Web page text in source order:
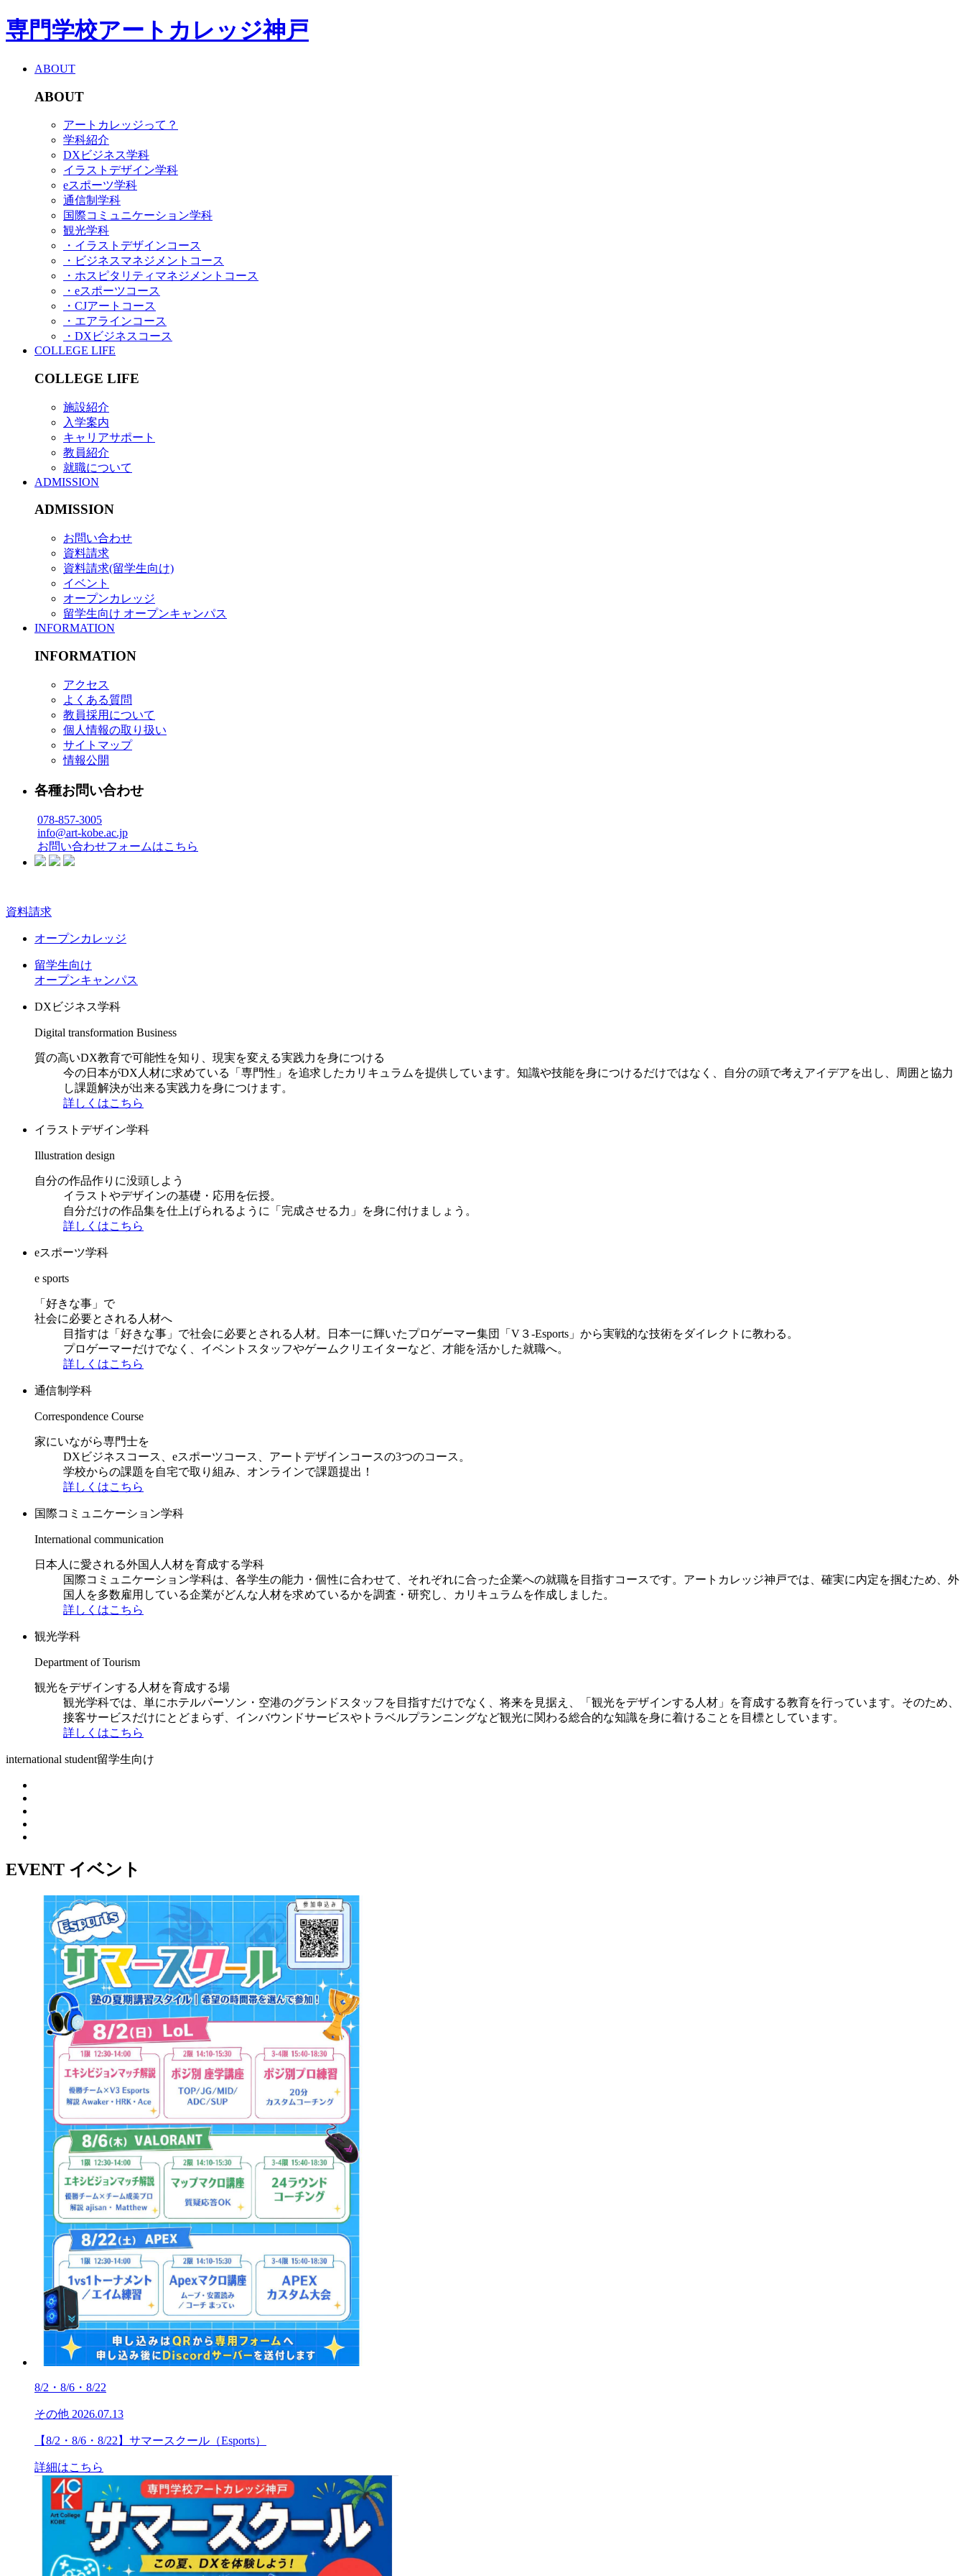
専門学校アートカレッジ神戸
ABOUT
ABOUT
アートカレッジって？
学科紹介
DXビジネス学科
イラストデザイン学科
eスポーツ学科
通信制学科
国際コミュニケーション学科
観光学科
・イラストデザインコース
・ビジネスマネジメントコース
・ホスピタリティマネジメントコース
・eスポーツコース
・CJアートコース
・エアラインコース
・DXビジネスコース
COLLEGE LIFE
COLLEGE LIFE
施設紹介
入学案内
キャリアサポート
教員紹介
就職について
ADMISSION
ADMISSION
お問い合わせ
資料請求
資料請求(留学生向け)
イベント
オープンカレッジ
留学生向け オープンキャンパス
INFORMATION
INFORMATION
アクセス
よくある質問
教員採用について
個人情報の取り扱い
サイトマップ
情報公開
各種お問い合わせ
078-857-3005
info@art-kobe.ac.jp
お問い合わせフォームはこちら
資料請求
オープンカレッジ
留学生向け
オープンキャンパス
DXビジネス学科
Digital transformation Business
質の高いDX教育で可能性を知り、現実を変える実践力を身につける
今の日本がDX人材に求めている「専門性」を追求したカリキュラムを提供しています。知識や技能を身につけるだけではなく、自分の頭で考えアイデアを出し、周囲と協力
し課題解決が出来る実践力を身につけます。
詳しくはこちら
イラストデザイン学科
Illustration design
自分の作品作りに没頭しよう
イラストやデザインの基礎・応用を伝授。
自分だけの作品集を仕上げられるように「完成させる力」を身に付けましょう。
詳しくはこちら
eスポーツ学科
e sports
「好きな事」で
社会に必要とされる人材へ
目指すは「好きな事」で社会に必要とされる人材。日本一に輝いたプロゲーマー集団「V３-Esports」から実戦的な技術をダイレクトに教わる。
プロゲーマーだけでなく、イベントスタッフやゲームクリエイターなど、才能を活かした就職へ。
詳しくはこちら
通信制学科
Correspondence Course
家にいながら専門士を
DXビジネスコース、eスポーツコース、アートデザインコースの3つのコース。
学校からの課題を自宅で取り組み、オンラインで課題提出！
詳しくはこちら
国際コミュニケーション学科
International communication
日本人に愛される外国人人材を育成する学科
国際コミュニケーション学科は、各学生の能力・個性に合わせて、それぞれに合った企業への就職を目指すコースです。アートカレッジ神戸では、確実に内定を掴むため、外
国人を多数雇用している企業がどんな人材を求めているかを調査・研究し、カリキュラムを作成しました。
詳しくはこちら
観光学科
Department of Tourism
観光をデザインする人材を育成する場
観光学科では、単にホテルパーソン・空港のグランドスタッフを目指すだけでなく、将来を見据え、「観光をデザインする人材」を育成する教育を行っています。そのため、
接客サービスだけにとどまらず、インバウンドサービスやトラベルプランニングなど観光に関わる総合的な知識を身に着けることを目標としています。
詳しくはこちら
international student留学生向け
EVENT イベント
8/2・8/6・8/22
その他 2026.07.13
【8/2・8/6・8/22】サマースクール（Esports）
詳細はこちら